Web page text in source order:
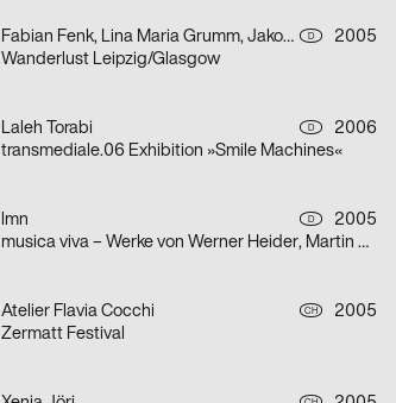
Fabian Fenk, Lina Maria Grumm, Jakob Kirch, Nella Rieken D
2005
Wanderlust Leipzig/Glasgow
Laleh Torabi D
2006
transmediale.06 Exhibition »Smile Machines«
lmn D
2005
musica viva – Werke von Werner Heider, Martin Smolka und Peter Eötvös
Atelier Flavia Cocchi CH
2005
Zermatt Festival